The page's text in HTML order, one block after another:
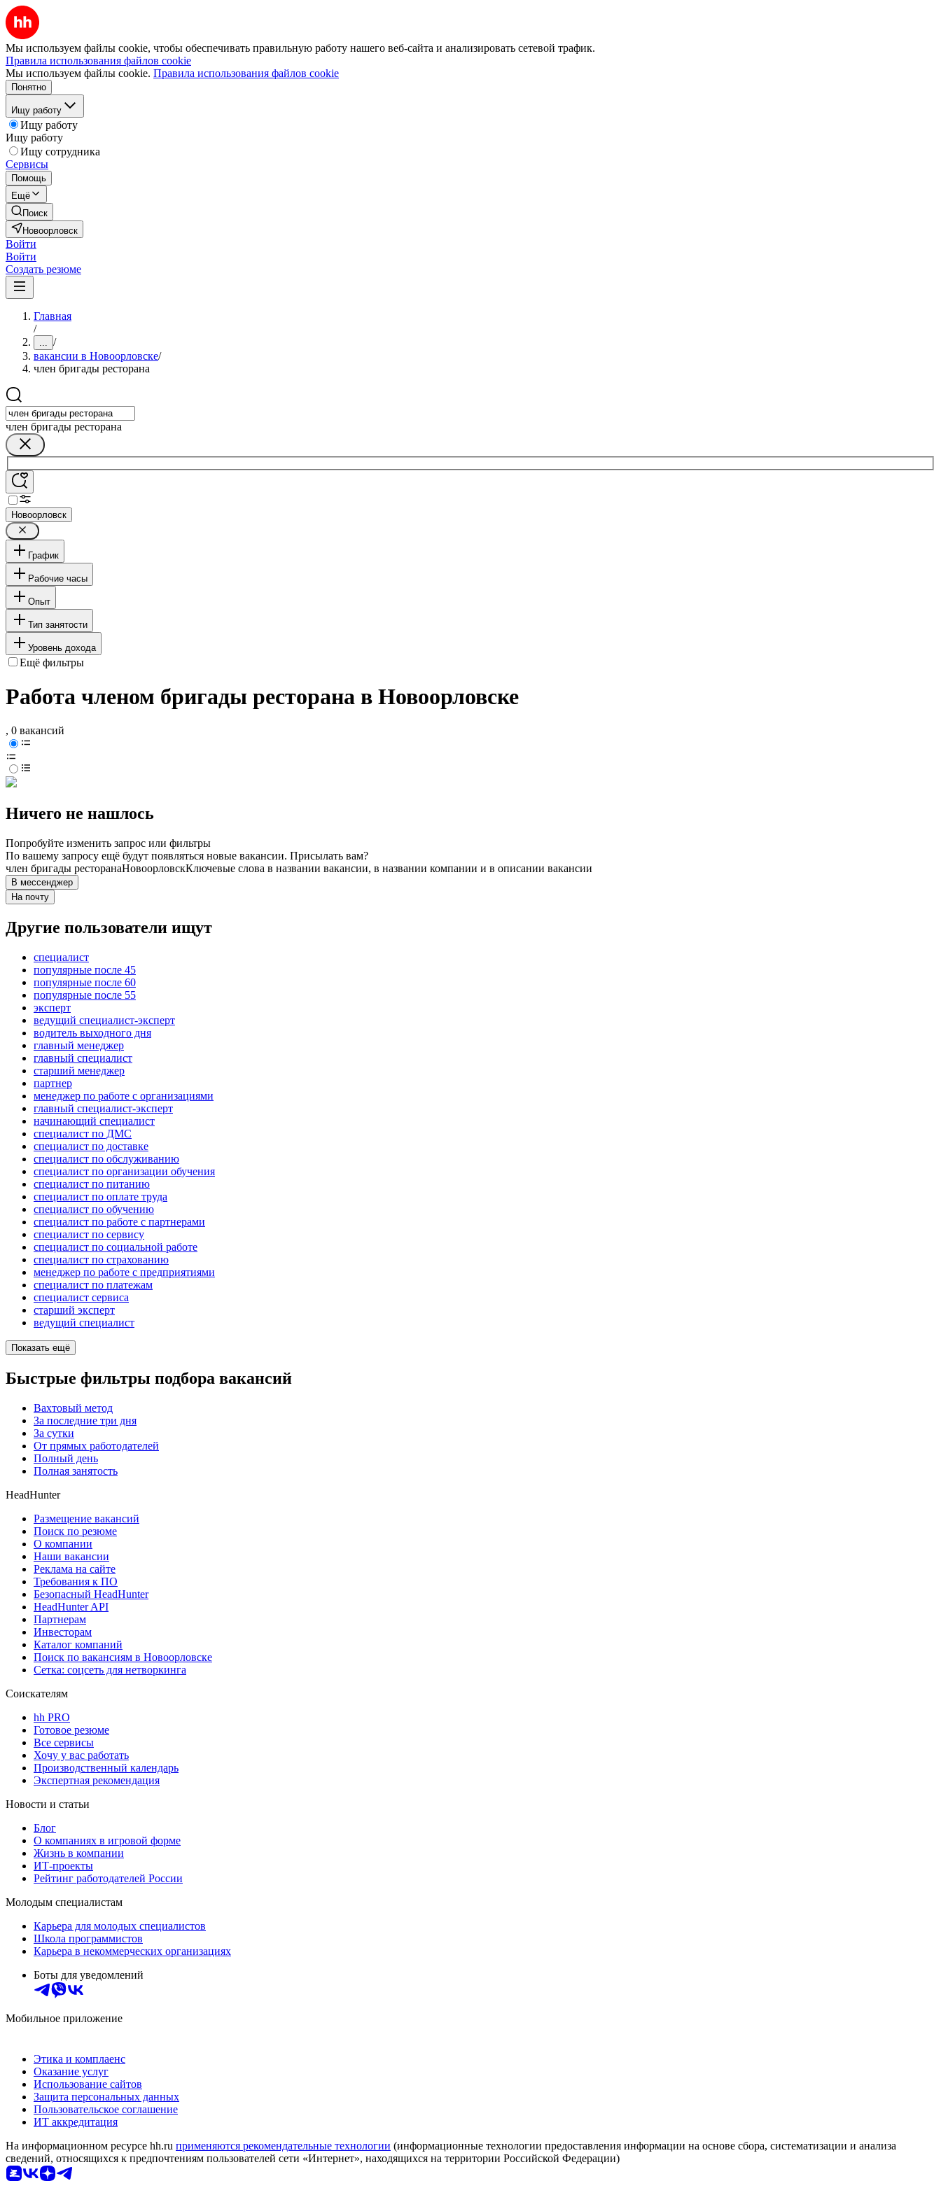
Мы используем файлы cookie, чтобы обеспечивать правильную работу нашего веб-сайта и анализировать сетевой трафик.
Правила использования файлов cookie
Мы используем файлы cookie. Правила использования файлов cookie
Понятно
Ищу работу
Ищу работу
Ищу работу
Ищу сотрудника
Сервисы
Помощь
Ещё
Поиск
Новоорловск
Войти
Войти
Создать резюме
Главная
/
... /
вакансии в Новоорловске/
член бригады ресторана
член бригады ресторана
Новоорловск
График
Рабочие часы
Опыт
Тип занятости
Уровень дохода
Ещё фильтры
Работа членом бригады ресторана в Новоорловске
, 0 вакансий
Ничего не нашлось
Попробуйте изменить запрос или фильтры
По вашему запросу ещё будут появляться новые вакансии. Присылать вам?
член бригады ресторанаНовоорловскКлючевые слова в названии вакансии, в названии компании и в описании вакансии
В мессенджер
На почту
Другие пользователи ищут
специалист
популярные после 45
популярные после 60
популярные после 55
эксперт
ведущий специалист-эксперт
водитель выходного дня
главный менеджер
главный специалист
старший менеджер
партнер
менеджер по работе с организациями
главный специалист-эксперт
начинающий специалист
специалист по ДМС
специалист по доставке
специалист по обслуживанию
специалист по организации обучения
специалист по питанию
специалист по оплате труда
специалист по обучению
специалист по работе с партнерами
специалист по сервису
специалист по социальной работе
специалист по страхованию
менеджер по работе с предприятиями
специалист по платежам
специалист сервиса
старший эксперт
ведущий специалист
Показать ещё
Быстрые фильтры подбора вакансий
Вахтовый метод
За последние три дня
За сутки
От прямых работодателей
Полный день
Полная занятость
HeadHunter
Размещение вакансий
Поиск по резюме
О компании
Наши вакансии
Реклама на сайте
Требования к ПО
Безопасный HeadHunter
HeadHunter API
Партнерам
Инвесторам
Каталог компаний
Поиск по вакансиям в Новоорловске
Сетка: соцсеть для нетворкинга
Соискателям
hh PRO
Готовое резюме
Все сервисы
Хочу у вас работать
Производственный календарь
Экспертная рекомендация
Новости и статьи
Блог
О компаниях в игровой форме
Жизнь в компании
ИТ-проекты
Рейтинг работодателей России
Молодым специалистам
Карьера для молодых специалистов
Школа программистов
Карьера в некоммерческих организациях
Боты для уведомлений
Мобильное приложение
Этика и комплаенс
Оказание услуг
Использование сайтов
Защита персональных данных
Пользовательское соглашение
ИТ аккредитация
На информационном ресурсе hh.ru применяются рекомендательные технологии (информационные технологии предоставления информации на основе сбора, систематизации и анализа
сведений, относящихся к предпочтениям пользователей сети «Интернет», находящихся на территории Российской Федерации)